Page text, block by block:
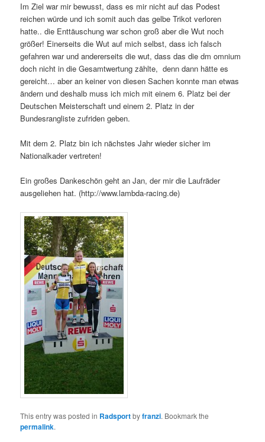
Im Ziel war mir bewusst, dass es mir nicht auf das Podest
reichen würde und ich somit auch das gelbe Trikot verloren
hatte.. die Enttäuschung war schon groß aber die Wut noch
größer! Einerseits die Wut auf mich selbst, dass ich falsch
gefahren war und andererseits die wut, dass das die dm omnium
doch nicht in die Gesamtwertung zählte, denn dann hätte es
gereicht… aber an keiner von diesen Sachen konnte man etwas
ändern und deshalb muss ich mich mit einem 6. Platz bei der
Deutschen Meisterschaft und einem 2. Platz in der
Bundesrangliste zufriden geben.
Mit dem 2. Platz bin ich nächstes Jahr wieder sicher im
Nationalkader vertreten!
Ein großes Dankeschön geht an Jan, der mir die Laufräder
ausgeliehen hat. (http://www.lambda-racing.de)
This entry was posted in Radsportbyfranzi. Bookmark the
permalink.